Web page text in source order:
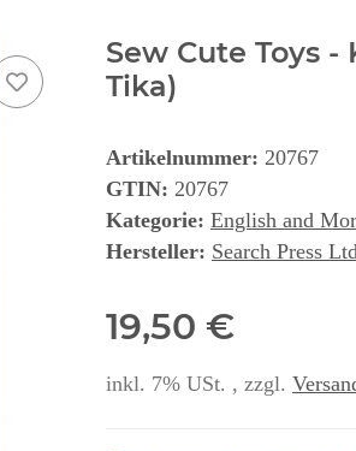
Sew Cute Toys
Tika)
Artikelnummer: 20767
GTIN: 20767
Kategorie: English and
Hersteller: Search Press
19,50 €
inkl. 7% USt. , zzgl.